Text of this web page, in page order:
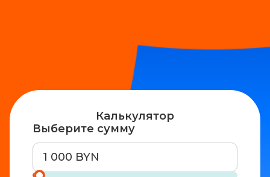
Калькулятор
Выберите сумму